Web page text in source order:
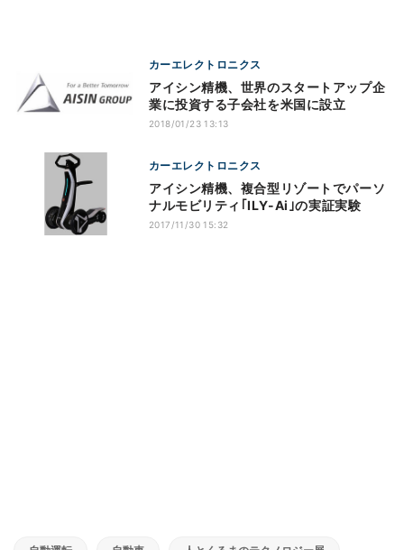
カーエレクトロニクス
アイシン精機、世界のスタートアップ企
業に投資する子会社を米国に設立
2018/01/23 13:13
カーエレクトロニクス
アイシン精機、複合型リゾートでパーソ
ナルモビリティ｢ILY-Ai｣の実証実験
2017/11/30 15:32